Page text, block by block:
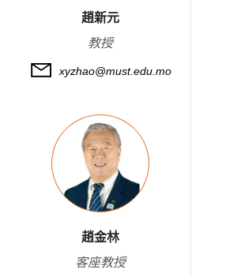
趙新元
教授
xyzhao@must.edu.mo
趙金林
客座教授